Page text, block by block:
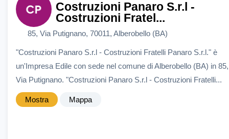
Costruzioni Panaro S.r.l -
Costruzioni Fratel...
85, Via Putignano, 70011, Alberobello (BA)
"Costruzioni Panaro S.r.l - Costruzioni Fratelli Panaro S.r.l." è
un'Impresa Edile con sede nel comune di Alberobello (BA) in 85,
Via Putignano. "Costruzioni Panaro S.r.l - Costruzioni Fratelli...
Mostra Mappa